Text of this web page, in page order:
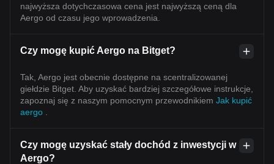
najwyższa dotychczasowa cena jest najwyższą ceną dla
Aergo od czasu jego wprowadzenia.
Czy mogę kupić Aergo na Bitget?
Tak, Aergo jest obecnie dostępne na scentralizowanej
giełdzie Bitget. Aby uzyskać bardziej szczegółowe instrukcje,
zapoznaj się z naszym pomocnym przewodnikiem Jak kupić
aergo
Czy mogę uzyskać stały dochód z inwestycji w
Aergo?